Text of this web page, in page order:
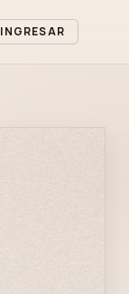
INGRESAR